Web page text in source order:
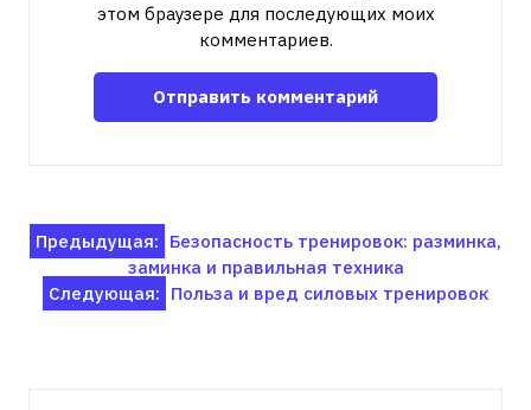
этом браузере для последующих моих
комментариев.
Навигация
по
записям
Предыдущая: Безопасность тренировок: разминка,
заминка и правильная техника
Следующая: Польза и вред силовых тренировок